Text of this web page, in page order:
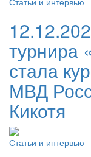
турнира
стала
МВД
Кикотя
Статьи и интервью